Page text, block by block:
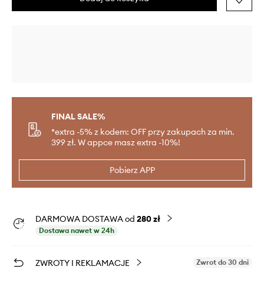
FINAL SALE%
*extra -5% z kodem: OFF przy zakupach za min.
399 zł. W appce masz extra -10%!
Pobierz APP
DARMOWA DOSTAWA od 280 zł
Dostawa nawet w 24h
ZWROTY I REKLAMACJE Zwrot do 30 dni